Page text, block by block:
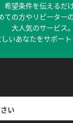
希望条件を伝えるだ
ての方やリピーター
大人気のサービス。
いあなたをサポート